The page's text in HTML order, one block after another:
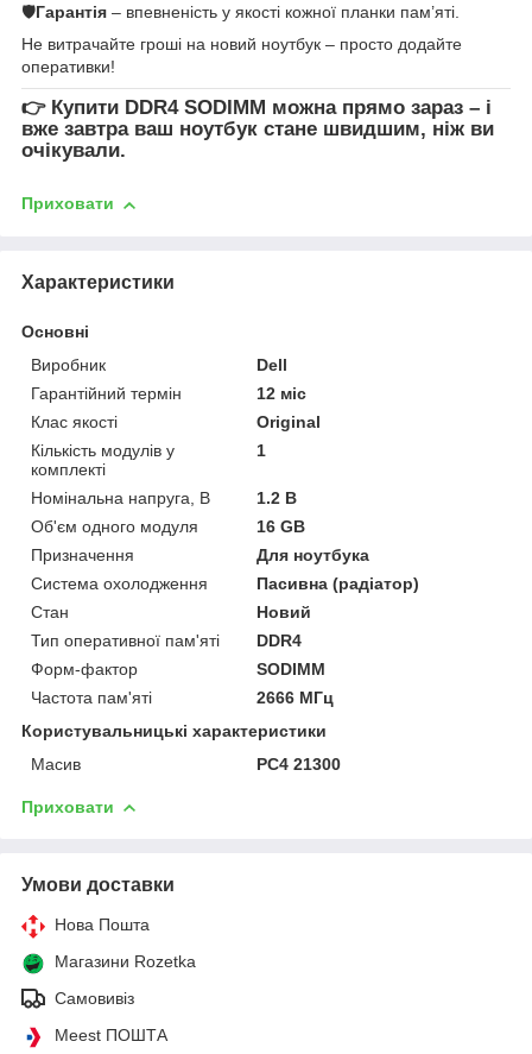
🛡Гарантія – впевненість у якості кожної планки пам’яті.
Не витрачайте гроші на новий ноутбук – просто додайте
оперативки!
👉 Купити DDR4 SODIMM можна прямо зараз – і
вже завтра ваш ноутбук стане швидшим, ніж ви
очікували.
Приховати
Характеристики
Основні
Виробник
Dell
Гарантійний термін
12 міс
Клас якості
Original
Кількість модулів у
комплекті
1
Номінальна напруга, В
1.2 В
Об'єм одного модуля
16 GB
Призначення
Для ноутбука
Система охолодження
Пасивна (радіатор)
Стан
Новий
Тип оперативної пам'яті
DDR4
Форм-фактор
SODIMM
Частота пам'яті
2666 МГц
Користувальницькі характеристики
Масив
PC4 21300
Приховати
Умови доставки
Нова Пошта
Магазини Rozetka
Самовивіз
Meest ПОШТА